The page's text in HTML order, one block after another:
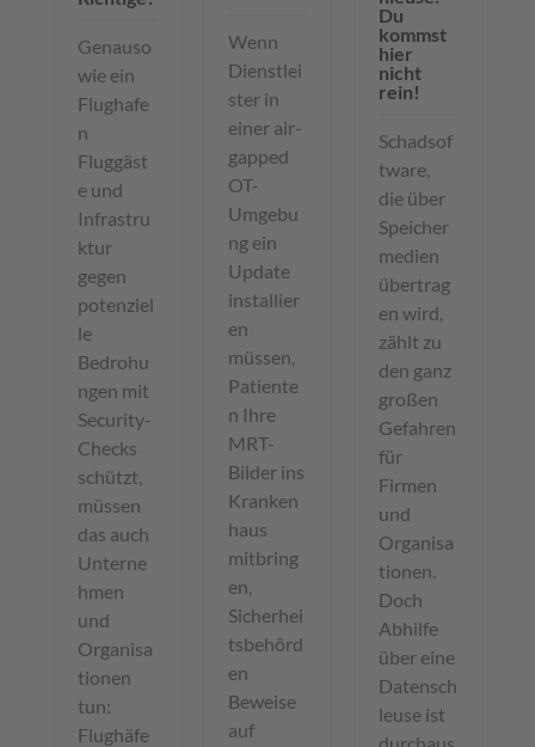
Genauso
wie ein
Flughafe
n
Fluggäst
e und
Infrastru
ktur
gegen
potenziel
le
Bedrohu
ngen mit
Security-
Checks
schützt,
müssen
das auch
Unterne
hmen
und
Organisa
tionen
tun:
Flughäfe
Wenn
Dienstlei
ster in
einer air-
gapped
OT-
Umgebu
ng ein
Update
installier
en
müssen,
Patiente
n Ihre
MRT-
Bilder ins
Kranken
haus
mitbring
en,
Sicherhei
tsbehörd
en
Beweise
auf
Du
kommst
hier
nicht
rein!
Schadsof
tware,
die über
Speicher
medien
übertrag
en wird,
zählt zu
den ganz
großen
Gefahren
für
Firmen
und
Organisa
tionen.
Doch
Abhilfe
über eine
Datensch
leuse ist